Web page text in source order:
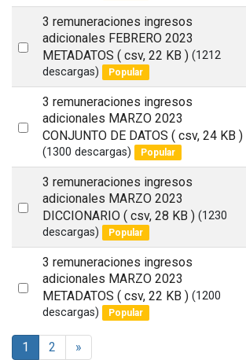
item
Select
item
3 remuneraciones ingresos
adicionales FEBRERO 2023
METADATOS ( csv, 22 KB ) (1212
descargas)
Popular
Select
item
3 remuneraciones ingresos
adicionales MARZO 2023
CONJUNTO DE DATOS ( csv, 24 KB )
(1300 descargas) Popular
Select
item
3 remuneraciones ingresos
adicionales MARZO 2023
DICCIONARIO ( csv, 28 KB ) (1230
descargas)
Popular
Select
3 remuneraciones ingresos
adicionales MARZO 2023
METADATOS ( csv, 22 KB ) (1200
descargas)
Popular
1 2 »